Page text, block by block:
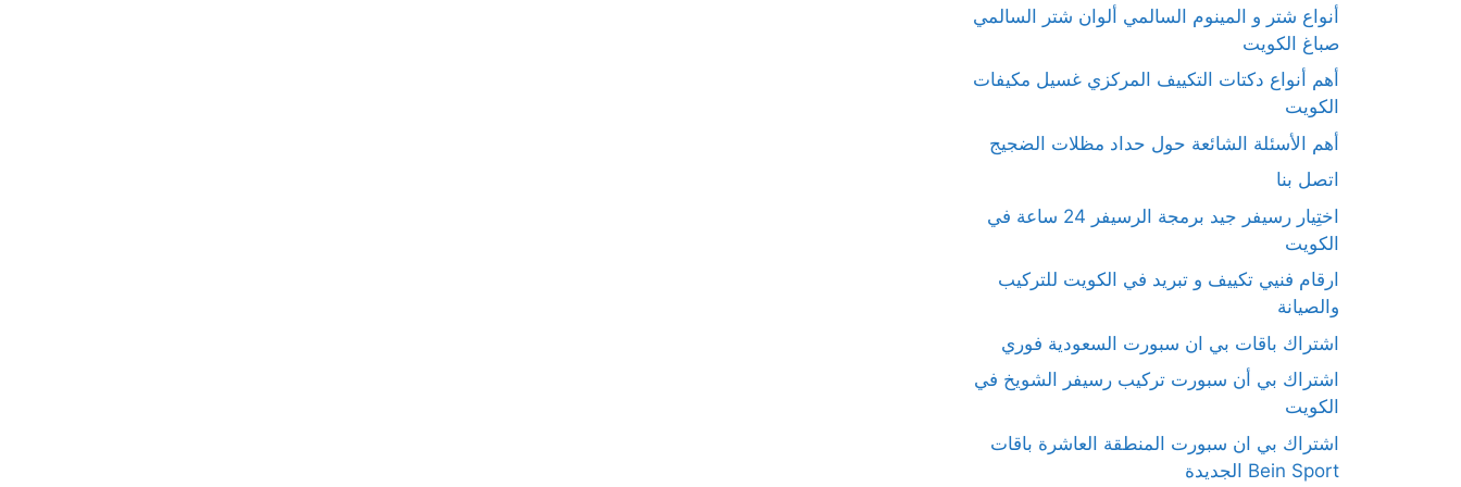
أنواع شتر و المينوم السالمي ألوان شتر السالمي
صباغ الكويت
أهم أنواع دكتات التكييف المركزي غسيل مكيفات
الكويت
أهم الأسئلة الشائعة حول حداد مظلات الضجيج
اتصل بنا
اختِيار رسيفر جيد برمجة الرسيفر 24 ساعة في
الكويت
ارقام فنيي تكييف و تبريد في الكويت للتركيب
والصيانة
اشتراك باقات بي ان سبورت السعودية فوري
اشتراك بي أن سبورت تركيب رسيفر الشويخ في
الكويت
اشتراك بي ان سبورت المنطقة العاشرة باقات
Bein Sport الجديدة